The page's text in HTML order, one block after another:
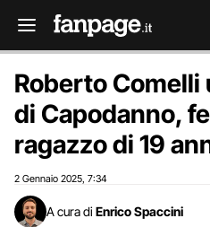
Roberto
di Capodanno,
ragazzo di 19
2 Gennaio 2025 7:34
A cura di Enrico Spaccini